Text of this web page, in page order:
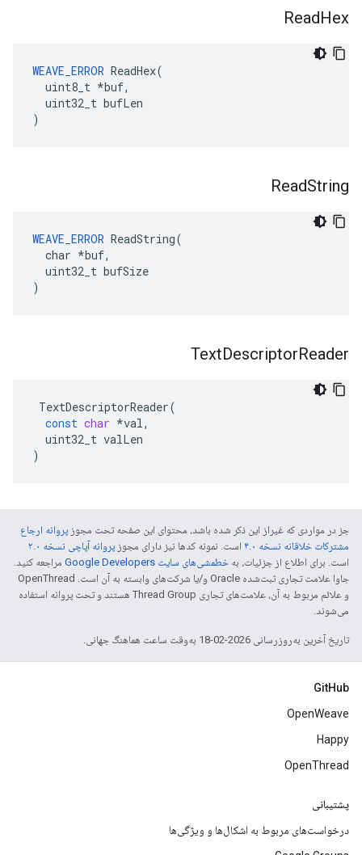
ReadHex
WEAVE_ERROR ReadHex(
  uint8_t *buf,
  uint32_t bufLen
)
ReadString
WEAVE_ERROR ReadString(
  char *buf,
  uint32_t bufSize
)
TextDescriptorReader
TextDescriptorReader(
const char *val,
uint32_t valLen
)
جز در مواردی که غیراز این ذکر شده باشد، محتوای این صفحه تحت مجوز پروانه ارجاع
مشترکات خلاقانه نسخه ۴.۰
است. نمونه کدها نیز دارای مجوز پروانه آپاچی نسخه ۲.۰
است. برای اطلاع از جزئیات، به خطمشی‌های سایت Google Developers‏
مراجعه کنید.
جاوا علامت تجاری ثبت‌شده Oracle و/یا شرکت‌های وابسته به آن است. ‫OpenThread
و علائم مربوط به آن، علامت‌های تجاری Thread Group هستند و تحت پروانه استفاده
می‌شوند.
تاریخ آخرین به‌روزرسانی 2026-02-18 به‌وقت ساعت هماهنگ جهانی.
GitHub
OpenWeave
Happy
OpenThread
پشتیبانی
درخواست‌های مربوط به اشکال‌ها و ویژگی‌ها